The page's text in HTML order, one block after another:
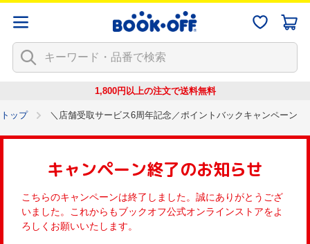
1,800円以上の注文で送料無料
トップ ＼店舗受取サービス6周年記念／ポイントバックキャンペーン
キャンペーン終了のお知らせ
こちらのキャンペーンは終了しました。誠にありがとうござ
いました。これからもブックオフ公式オンラインストアをよ
ろしくお願いいたします。